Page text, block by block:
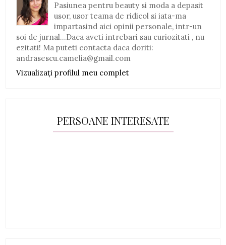
Pasiunea pentru beauty si moda a depasit
usor, usor teama de ridicol si iata-ma
impartasind aici opinii personale, intr-un
soi de jurnal...Daca aveti intrebari sau curiozitati , nu
ezitati! Ma puteti contacta daca doriti:
andrasescu.camelia@gmail.com
Vizualizați profilul meu complet
PERSOANE INTERESATE